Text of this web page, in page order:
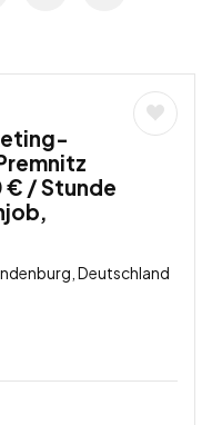
/ Stunde
Deutschland